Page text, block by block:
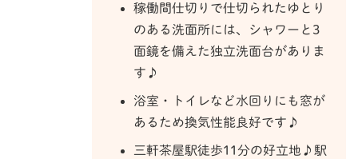
稼働間仕切りで仕切られたゆとり
のある洗面所には、シャワーと3
面鏡を備えた独立洗面台がありま
す♪
浴室・トイレなど水回りにも窓が
あるため換気性能良好です♪
三軒茶屋駅徒歩11分の好立地♪駅